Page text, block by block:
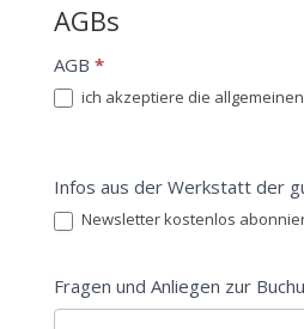
AGBs
AGB *
ich akzeptiere die
Infos aus der Werkstatt der
Newsletter kostenlos
Fragen und Anliegen zur